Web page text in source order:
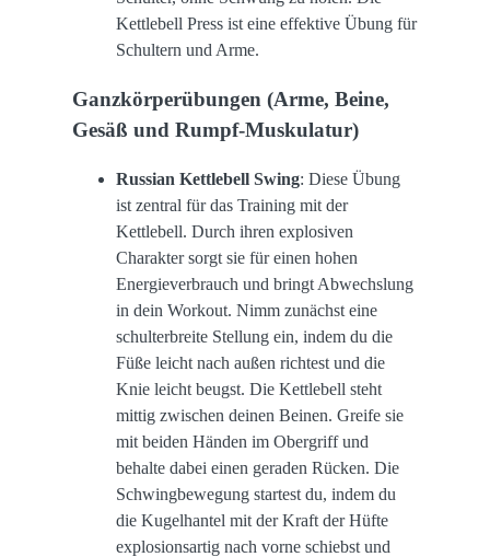
Kettlebell Press ist eine effektive Übung für
Schultern und Arme.
Ganzkörperübungen (Arme, Beine,
Gesäß und Rumpf-Muskulatur)
Russian Kettlebell Swing: Diese Übung
ist zentral für das Training mit der
Kettlebell. Durch ihren explosiven
Charakter sorgt sie für einen hohen
Energieverbrauch und bringt Abwechslung
in dein Workout. Nimm zunächst eine
schulterbreite Stellung ein, indem du die
Füße leicht nach außen richtest und die
Knie leicht beugst. Die Kettlebell steht
mittig zwischen deinen Beinen. Greife sie
mit beiden Händen im Obergriff und
behalte dabei einen geraden Rücken. Die
Schwingbewegung startest du, indem du
die Kugelhantel mit der Kraft der Hüfte
explosionsartig nach vorne schiebst und